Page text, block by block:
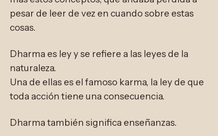
pesar de leer de vez en cuando sobre estas
cosas.
Dharma es ley y se refiere a las leyes de la
naturaleza.
Una de ellas es el famoso karma, la ley de que
toda acción tiene una consecuencia.
Dharma también significa enseñanzas.